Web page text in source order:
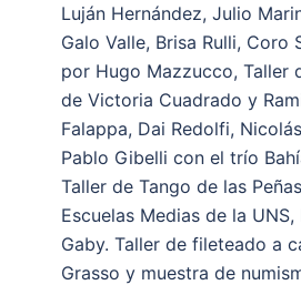
Luján Hernández, Julio
Galo Valle, Brisa Rulli, Coro
por Hugo Mazzucco, Taller
de Victoria Cuadrado y
Falappa, Dai Redolfi,
Pablo Gibelli con el trío
Taller de Tango de las
Escuelas Medias de la
Gaby. Taller de fileteado a
Grasso y muestra de